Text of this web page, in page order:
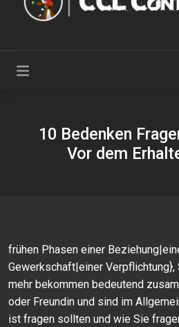
10 Bedenken
Vor dem
frühen Phasen einer
Gewerkschaft|einer
mehr bekommen bedeutend
oder Freundin und sind im
ist fragen sollten und wie Sie